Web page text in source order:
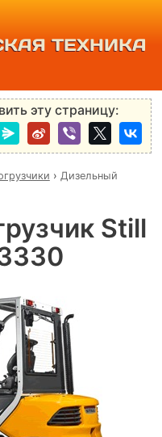
ТЕХНИКА
эту страницу:
› Дизельный
Still